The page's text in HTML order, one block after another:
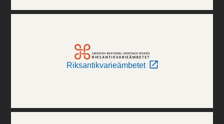
Riksantikvarieämbetet